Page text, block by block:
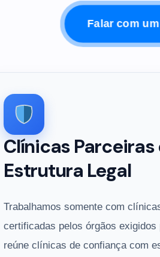
Falar com
Clínicas
Estrutura Legal
Trabalhamos somente com
certificadas pelos órgãos
reúne clínicas de confiança com